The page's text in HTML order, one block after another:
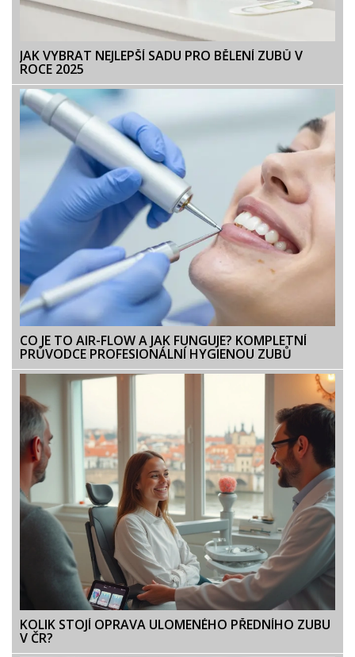
JAK VYBRAT NEJLEPŠÍ SADU PRO BĚLENÍ ZUBŮ V
ROCE 2025
CO JE TO AIR-FLOW A JAK FUNGUJE? KOMPLETNÍ
PRŮVODCE PROFESIONÁLNÍ HYGIENOU ZUBŮ
KOLIK STOJÍ OPRAVA ULOMENÉHO PŘEDNÍHO ZUBU
V ČR?